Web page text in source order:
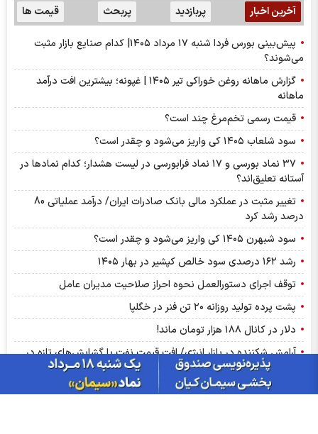
آخرین اخبار پربازدید پربحث قیمت ها
پیش‌بینی بورس فردا شنبه ۱۷ مرداد ۱۴۰۵| کدام صنایع بازار مثبت
می‌شوند؟
گزارش ماهانه روغن خوراکی تیر ۱۴۰۵ | غپونه؛ بیشترین افت درآمد
ماهانه
قیمت رسمی تخم‌مرغ چند است؟
سود شلعاب ۱۴۰۵ کی واریز می‌شود و چقدر است؟
۳۷ نماد بورسی و ۱۷ نماد فرابورسی در لیست هشدار؛ کدام نماد‌ها در
آستانه تعلیق‌اند؟
تغییر مثبت در عملکرد مالی بانک صادرات ایران/ درآمد عملیاتی 80
درصد رشد کرد
سود شبهرن ۱۴۰۵ کی واریز می‌شود و چقدر است؟
رشد ۱۶۲ درصدی سود خالص کپشیر در بهار ۱۴۰۵
توقف اجرای دستورالعمل نحوه احراز صلاحیت مدیران عامل
پشت پرده تولید روزانه ۲۰ تن فنر در خگلپا
دلار در کانال ۱۸۸ هزار تومان ماند!
آرامش شکننده در بازار انرژی/ افت قیمت نفت با گشایش‌های تازه در
تنگۀ هرمز
پرواز طلا تا آستانه ۴۳۰۰ دلار با کلید گشایش در تنگه هرمز؛ آیا هدف